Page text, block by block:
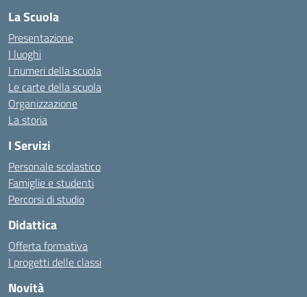
La Scuola
Presentazione
I luoghi
I numeri della scuola
Le carte della scuola
Organizzazione
La storia
I Servizi
Personale scolastico
Famiglie e studenti
Percorsi di studio
Didattica
Offerta formativa
I progetti delle classi
Novità